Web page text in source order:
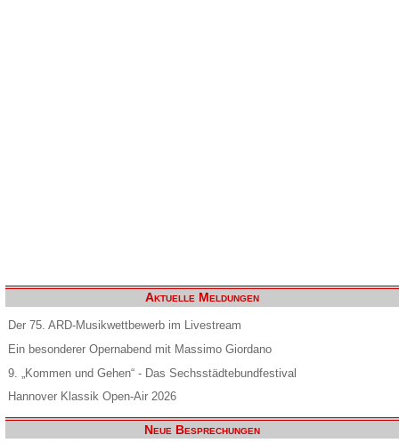
Aktuelle Meldungen
Der 75. ARD-Musikwettbewerb im Livestream
Ein besonderer Opernabend mit Massimo Giordano
9. „Kommen und Gehen“ - Das Sechsstädtebundfestival
Hannover Klassik Open-Air 2026
Neue Besprechungen